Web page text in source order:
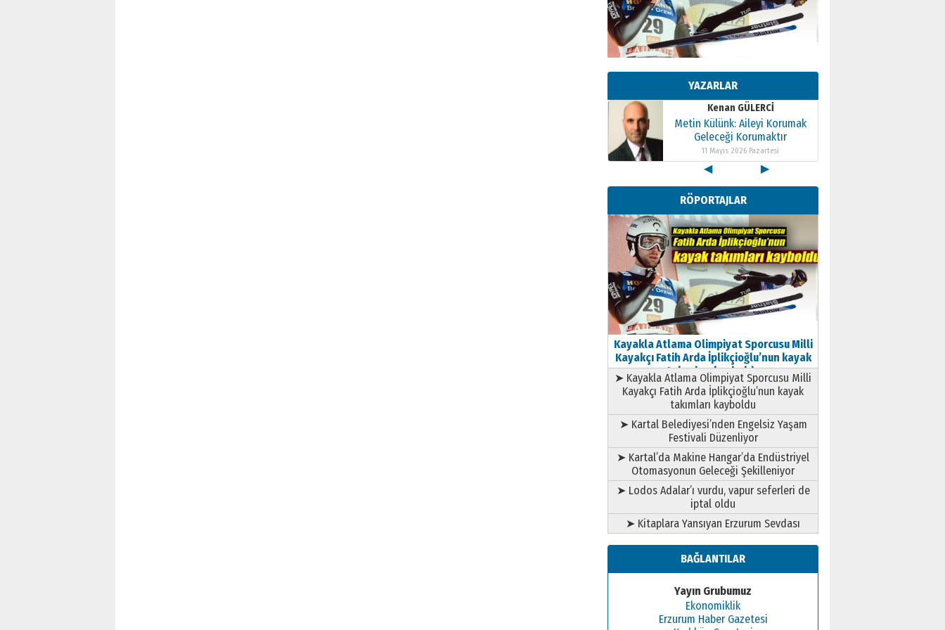
YAZARLAR
Kenan GÜLERCİ
Metin Külünk: Aileyi Korumak
Geleceği Korumaktır
11 Mayıs 2026 Pazartesi
Kenan GÜLERCİ
Metin Külünk: Aileyi Korumak
Geleceği Korumaktır
11 Mayıs 2026 Pazartesi
Kenan GÜLERCİ
Metin Külünk: Aileyi Korumak
Geleceği Korumaktır
11 Mayıs 2026 Pazartesi
◀ ▶
RÖPORTAJLAR
Kayakla Atlama Olimpiyat Sporcusu Milli
Kayakçı Fatih Arda İplikçioğlu’nun kayak
takımları kayboldu
➤ Kayakla Atlama Olimpiyat Sporcusu Milli
Kayakçı Fatih Arda İplikçioğlu’nun kayak
takımları kayboldu
➤ Kartal Belediyesi’nden Engelsiz Yaşam
Festivali Düzenliyor
➤ Kartal’da Makine Hangar’da Endüstriyel
Otomasyonun Geleceği Şekilleniyor
➤ Lodos Adalar’ı vurdu, vapur seferleri de
iptal oldu
➤ Kitaplara Yansıyan Erzurum Sevdası
BAĞLANTILAR
Yayın Grubumuz
Ekonomiklik
Erzurum Haber Gazetesi